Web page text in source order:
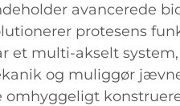
avancerede
protesens
et multi-akselt
og muliggør
omhyggeligt